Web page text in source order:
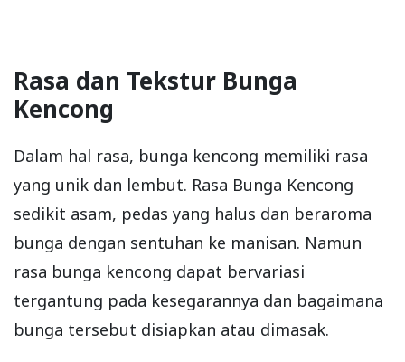
Rasa dan Tekstur Bunga
Kencong
Dalam hal rasa, bunga kencong memiliki rasa
yang unik dan lembut. Rasa Bunga Kencong
sedikit asam, pedas yang halus dan beraroma
bunga dengan sentuhan ke manisan. Namun
rasa bunga kencong dapat bervariasi
tergantung pada kesegarannya dan bagaimana
bunga tersebut disiapkan atau dimasak.